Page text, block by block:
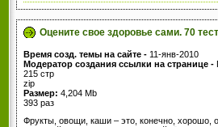
Оцените свое здоровье сами. 70
Время созд. темы на сайте - 11-янв-2010
Модератор создания ссылки на странице -
215 стр
zip
Размер: 4,204 Mb
393 раз
Фрукты, овощи, каши – это, конечно, хорошо,